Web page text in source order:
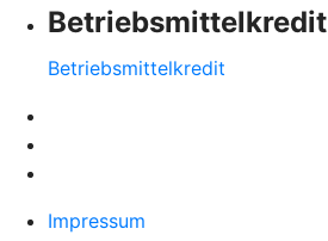
Betriebsmittelkredit
Betriebsmittelkredit
Impressum